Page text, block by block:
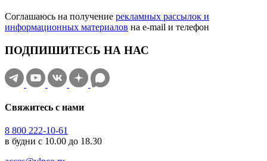
Соглашаюсь на получение рекламных рассылок и
информационных материалов на e‑mail и телефон
ПОДПИШИТЕСЬ НА НАС
Свяжитесь с нами
8 800 222-10-61
в будни с 10.00 до 18.30